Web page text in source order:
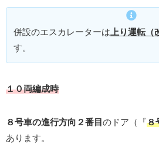
併設のエスカレーターは 上り運転
す。
１０両編成時
８号車の進行方向２番目 のドア（『８
あります。